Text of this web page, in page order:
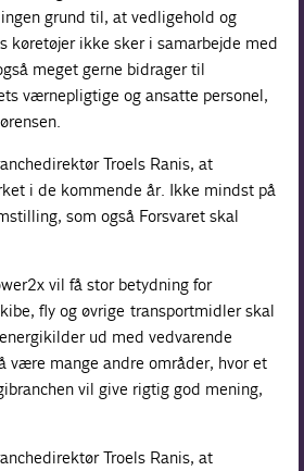
grund til, at vedligehold og
køretøjer ikke sker i samarbejde med
meget gerne bidrager til
værnepligtige og ansatte personel,
Troels Ranis, at
i de kommende år. Ikke mindst på
som også Forsvaret skal
vil få stor betydning for
fly og øvrige transportmidler skal
ud med vedvarende
være mange andre områder, hvor et
vil give rigtig god mening,
Troels Ranis, at